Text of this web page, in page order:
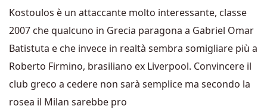
Kostoulos è un attaccante molto interessante, classe
2007 che qualcuno in Grecia paragona a Gabriel Omar
Batistuta e che invece in realtà sembra somigliare più a
Roberto Firmino, brasiliano ex Liverpool. Convincere il
club greco a cedere non sarà semplice ma secondo la
rosea il Milan sarebbe pro